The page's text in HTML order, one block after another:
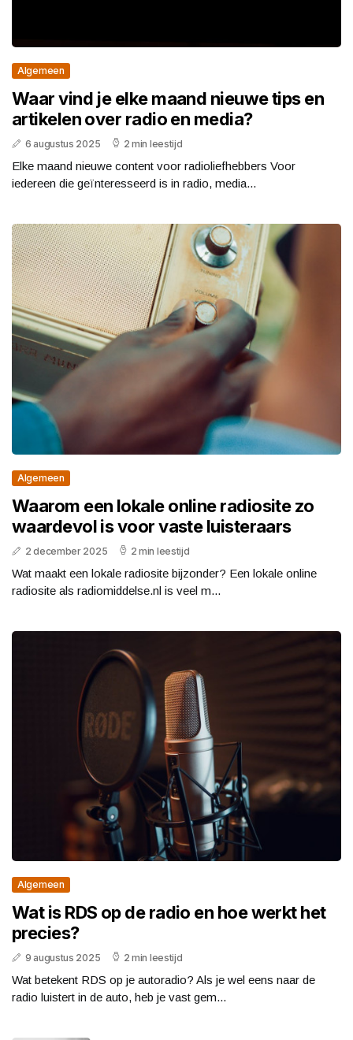
Algemeen
Waar vind je elke maand nieuwe tips en
artikelen over radio en media?
6 augustus 2025 2 min leestijd
Elke maand nieuwe content voor radioliefhebbers Voor
iedereen die geïnteresseerd is in radio, media...
Algemeen
Waarom een lokale online radiosite zo
waardevol is voor vaste luisteraars
2 december 2025 2 min leestijd
Wat maakt een lokale radiosite bijzonder? Een lokale online
radiosite als radiomiddelse.nl is veel m...
Algemeen
Wat is RDS op de radio en hoe werkt het
precies?
9 augustus 2025 2 min leestijd
Wat betekent RDS op je autoradio? Als je wel eens naar de
radio luistert in de auto, heb je vast gem...